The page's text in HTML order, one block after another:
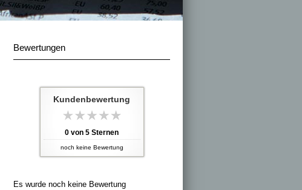
Bewertungen
Kundenbewertung
0 von 5 Sternen
noch keine Bewertung
Es wurde noch keine Bewertung